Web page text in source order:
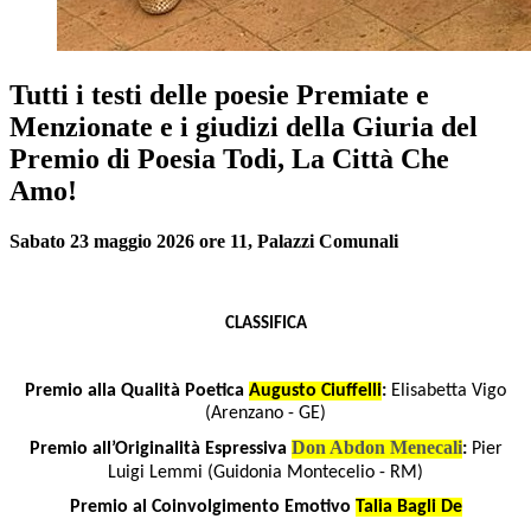
Tutti i testi delle poesie Premiate e
Menzionate e i giudizi della Giuria del
Premio di Poesia Todi, La Città Che
Amo!
Sabato 23 maggio 2026 ore 11, Palazzi Comunali
CLASSIFICA
Premio alla Qualità Poetica Augusto Ciuffelli: Elisabetta Vigo
(Arenzano - GE)
Premio all’Originalità Espressiva Don Abdon Menecali:Pier
Luigi Lemmi (Guidonia Montecelio - RM)
Premio al Coinvolgimento Emotivo Talia Bagli De